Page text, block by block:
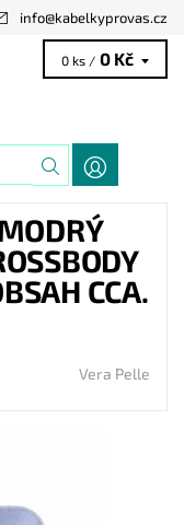
info@kabelkyprovas.cz
0 ks / 0 Kč
CCA.
Vera Pelle